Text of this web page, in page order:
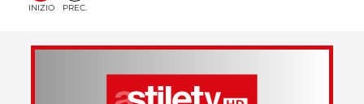
INIZIO PREC.